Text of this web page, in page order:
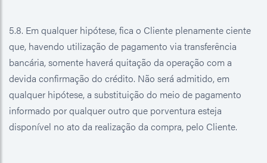
5.8. Em qualquer hipótese, fica o Cliente plenamente ciente
que, havendo utilização de pagamento via transferência
bancária, somente haverá quitação da operação com a
devida confirmação do crédito. Não será admitido, em
qualquer hipótese, a substituição do meio de pagamento
informado por qualquer outro que porventura esteja
disponível no ato da realização da compra, pelo Cliente.